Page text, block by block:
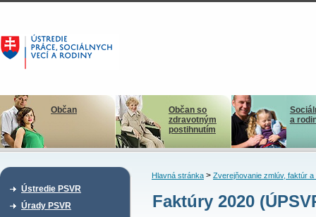
Občan
Občan so
zdravotným
postihnutím
a
Ústredie PSVR
Úrady PSVR
Hlavná stránka> Zverejňovanie zmlúv, faktúr a
Faktúry 2020